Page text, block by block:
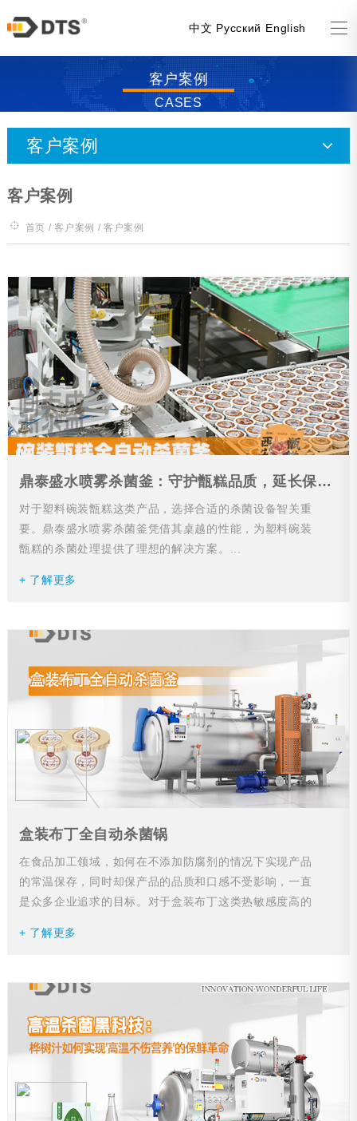
中文 Русский English
客户案例
CASES
客户案例
首页 /客户案例 / 客户案例
客户案例
鼎泰盛水喷雾杀菌釜：守护甑糕品质，延长保质期
对于塑料碗装甑糕这类产品，选择合适的杀菌设备智关重
要。鼎泰盛水喷雾杀菌釜凭借其桌越的性能，为塑料碗装
甑糕的杀菌处理提供了理想的解决方案。...
+ 了解更多
盒装布丁全自动杀菌锅
在食品加工领域，如何在不添加防腐剂的情况下实现产品
的常温保存，同时却保产品的品质和口感不受影响，一直
是众多企业追求的目标。对于盒装布丁这类热敏感度高的
+ 了解更多